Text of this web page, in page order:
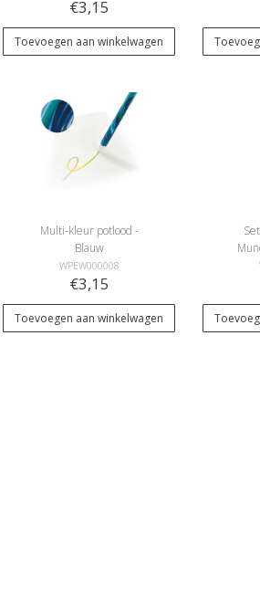
€3,15
Toevoegen aan winkelwagen
Multi-kleur potlood -
Blauw
WPEW000008
€3,15
Toevoegen aan winkelwagen